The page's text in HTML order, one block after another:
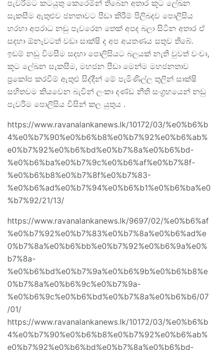
පැවරීමට කටයුතු කෙරෙමින් තිබෙන අතාර කූට ලේඛන
සැකසීම ඇතුළුව ජනතාවට පීඩා කිරීම් පිලිබදව පොලිසිය
හරහා අපරාධ නඩු පැවරෙන තෙක් අපද බලා සිටින අතාර ඒ
සදහා ඕනෑවටත් වඩා සාක්ෂි ද අප අයතණය සතුව තිබේ.
ඉඩම් නඩු විමසීම සදහා පොලිසියට බලයක් නැති වුවත් වංචා,
කූට ලේඛන සැකසීම, මහජන පීඩා මෙන්ම මහජනතාව
ප්‍රකෝප කරවීම් ඇතුළු සිද්දීන් මේ පැමිණිල්ල තුලින් සාක්ෂි
සහිතවම කියවෙන බැවින් ලංකා දණ්ඩ නීති සංග්‍රහයෙන් නඩු
පැවරීම පොලිසිය විසින් කල යුතුය .
https://www.ravanalankanews.lk/10172/03/%e0%b6%b
4%e0%b7%90%e0%b6%b8%e0%b7%92%e0%b6%ab%
e0%b7%92%e0%b6%bd%e0%b7%8a%e0%b6%bd-
%e0%b6%ba%e0%b7%9c%e0%b6%af%e0%b7%8f-
%e0%b6%b8%e0%b7%8f%e0%b7%83-
%e0%b6%ad%e0%b7%94%e0%b6%b1%e0%b6%ba%e0
%b7%92/21/13/
https://www.ravanalankanews.lk/9697/02/%e0%b6%af
%e0%b7%92%e0%b7%83%e0%b7%8a%e0%b6%ad%e
0%b7%8a%e0%b6%bb%e0%b7%92%e0%b6%9a%e0%
b7%8a-
%e0%b6%bd%e0%b7%9a%e0%b6%9b%e0%b6%b8%e
0%b7%8a%e0%b6%9c%e0%b7%9a-
%e0%b6%9c%e0%b6%bd%e0%b7%8a%e0%b6%b6/07
/01/
https://www.ravanalankanews.lk/10172/03/%e0%b6%b
4%e0%b7%90%e0%b6%b8%e0%b7%92%e0%b6%ab%
e0%b7%92%e0%b6%bd%e0%b7%8a%e0%b6%bd-